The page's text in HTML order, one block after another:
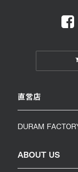
直営店
DURAM
ABOUT US